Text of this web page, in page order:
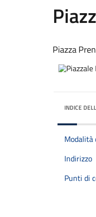
Piazza
INDICE
Modalità
Indirizzo
Punti di